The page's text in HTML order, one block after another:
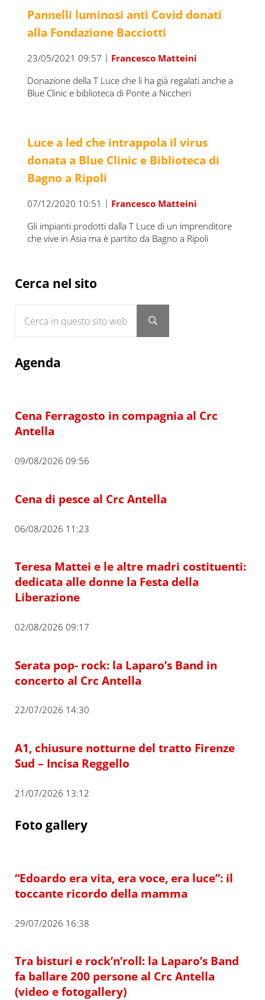
Pannelli luminosi anti Covid donati
alla Fondazione Bacciotti
23/05/2021 09:57 | Francesco Matteini
Donazione della T Luce che li ha già regalati anche a
Blue Clinic e biblioteca di Ponte a Niccheri
Luce a led che intrappola il virus
donata a Blue Clinic e Biblioteca di
Bagno a Ripoli
07/12/2020 10:51 | Francesco Matteini
Gli impianti prodotti dalla T Luce di un imprenditore
che vive in Asia ma è partito da Bagno a Ripoli
Sidebar
Cerca nel sito
Submit search
Agenda
Cena Ferragosto in compagnia al Crc
Antella
09/08/2026 09:56
Cena di pesce al Crc Antella
06/08/2026 11:23
Teresa Mattei e le altre madri costituenti:
dedicata alle donne la Festa della
Liberazione
02/08/2026 09:17
Serata pop- rock: la Laparo’s Band in
concerto al Crc Antella
22/07/2026 14:30
A1, chiusure notturne del tratto Firenze
Sud – Incisa Reggello
21/07/2026 13:12
Foto gallery
“Edoardo era vita, era voce, era luce”: il
toccante ricordo della mamma
29/07/2026 16:38
Tra bisturi e rock’n’roll: la Laparo’s Band
fa ballare 200 persone al Crc Antella
(video e fotogallery)